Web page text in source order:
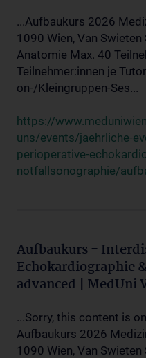
...Aufbaukurs 2026
1090 Wien, Van
Anatomie Max. 40
Teilnehmer:innen je
on-/Kleingruppen-Ses...
https://
uns/events/jaehrliche-
perioperative-
notfallsonographie/
Aufbaukurs -
Echokardiographie
advanced | MedUni
...Sorry, this content is
Aufbaukurs 2026
1090 Wien, Van